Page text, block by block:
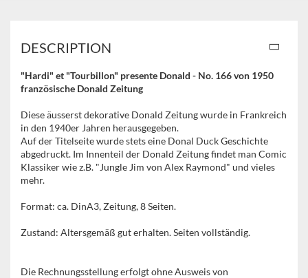
DESCRIPTION
"Hardi" et "Tourbillon" presente Donald - No. 166 von 1950
französische Donald Zeitung
Diese äusserst dekorative Donald Zeitung wurde in Frankreich
in den 1940er Jahren herausgegeben.
Auf der Titelseite wurde stets eine Donal Duck Geschichte
abgedruckt. Im Innenteil der Donald Zeitung findet man Comic
Klassiker wie z.B. "Jungle Jim von Alex Raymond" und vieles
mehr.
Format: ca. DinA3, Zeitung, 8 Seiten.
Zustand: Altersgemäß gut erhalten. Seiten vollständig.
Die Rechnungsstellung erfolgt ohne Ausweis von